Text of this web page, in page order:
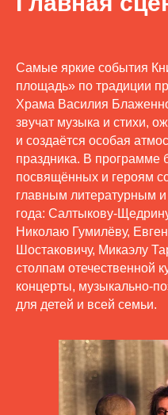
Самые яркие события
площадь» по традиции
Храма Василия
звучат музыка и стихи,
и создаётся особая
праздника. В программе
посвящённых и героям
главным литературным
года: Салтыкову-
Николаю Гумилёву,
Шостаковичу, Микаэлу
столпам отечественной
концерты, музыкально-
для детей и всей семьи.